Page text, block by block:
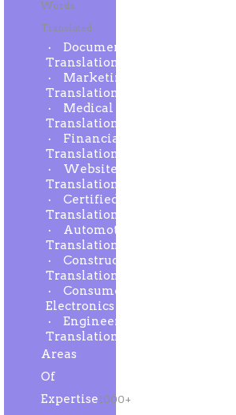
Words
Translated
Document
Translation
Marketing
Translation
Medical
Translation
Financial
Translation
Website
Translation
Certified
Translation
Automotive
Translation
Construction
Translation
Consumer
Electronics
Engineering
Translation
Areas
Of
Expertise1000+